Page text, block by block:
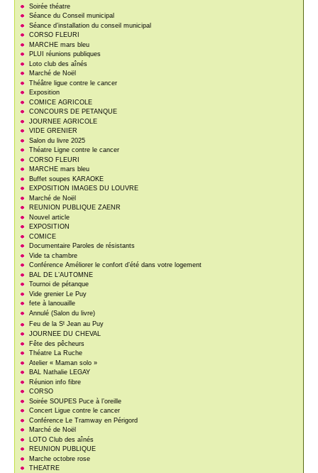
Soirée théatre
Séance du Conseil municipal
Séance d’installation du conseil municipal
CORSO FLEURI
MARCHE mars bleu
PLUI réunions publiques
Loto club des aînés
Marché de Noël
Théâtre ligue contre le cancer
Exposition
COMICE AGRICOLE
CONCOURS DE PETANQUE
JOURNEE AGRICOLE
VIDE GRENIER
Salon du livre 2025
Théatre Ligne contre le cancer
CORSO FLEURI
MARCHE mars bleu
Buffet soupes KARAOKE
EXPOSITION IMAGES DU LOUVRE
Marché de Noël
REUNION PUBLIQUE ZAENR
Nouvel article
EXPOSITION
COMICE
Documentaire Paroles de résistants
Vide ta chambre
Conférence Améliorer le confort d’été dans votre logement
BAL DE L’AUTOMNE
Tournoi de pétanque
Vide grenier Le Puy
fete à lanouaille
Annulé (Salon du livre)
Feu de la St Jean au Puy
JOURNEE DU CHEVAL
Fête des pêcheurs
Théatre La Ruche
Atelier « Maman solo »
BAL Nathalie LEGAY
Réunion info fibre
CORSO
Soirée SOUPES Puce à l’oreille
Concert Ligue contre le cancer
Conférence Le Tramway en Périgord
Marché de Noël
LOTO Club des aînés
REUNION PUBLIQUE
Marche octobre rose
THEATRE